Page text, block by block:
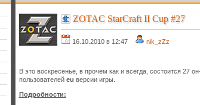
ZOTAC StarCraft II Cup #27
16.10.2010 в 12:47 nik_zZz
В это воскресенье, в прочем как и всегда, состоится 27
пользователей eu версии игры.
Подробности: